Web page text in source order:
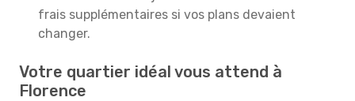
frais supplémentaires si vos plans devaient
changer.
Votre quartier idéal vous attend à
Florence